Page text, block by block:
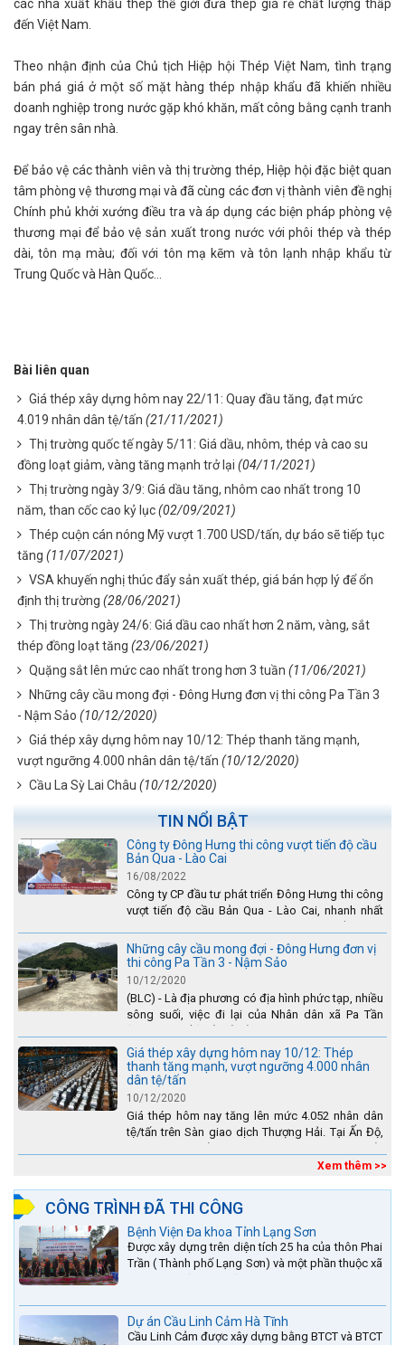
các nhà xuất khẩu thép thế giới đưa thép giá rẻ chất lượng thấp
đến Việt Nam.
Theo nhận định của Chủ tịch Hiệp hội Thép Việt Nam, tình trạng
bán phá giá ở một số mặt hàng thép nhập khẩu đã khiến nhiều
doanh nghiệp trong nước gặp khó khăn, mất công bằng cạnh tranh
ngay trên sân nhà.
Để bảo vệ các thành viên và thị trường thép, Hiệp hội đặc biệt quan
tâm phòng vệ thương mại và đã cùng các đơn vị thành viên đề nghị
Chính phủ khởi xướng điều tra và áp dụng các biện pháp phòng vệ
thương mại để bảo vệ sản xuất trong nước với phôi thép và thép
dài, tôn mạ màu; đối với tôn mạ kẽm và tôn lạnh nhập khẩu từ
Trung Quốc và Hàn Quốc…
Bài liên quan
Giá thép xây dựng hôm nay 22/11: Quay đầu tăng, đạt mức
4.019 nhân dân tệ/tấn (21/11/2021)
Thị trường quốc tế ngày 5/11: Giá dầu, nhôm, thép và cao su
đồng loạt giảm, vàng tăng mạnh trở lại (04/11/2021)
Thị trường ngày 3/9: Giá dầu tăng, nhôm cao nhất trong 10
năm, than cốc cao kỷ lục(02/09/2021)
Thép cuộn cán nóng Mỹ vượt 1.700 USD/tấn, dự báo sẽ tiếp tục
tăng (11/07/2021)
VSA khuyến nghị thúc đẩy sản xuất thép, giá bán hợp lý để ổn
định thị trường (28/06/2021)
Thị trường ngày 24/6: Giá dầu cao nhất hơn 2 năm, vàng, sắt
thép đồng loạt tăng (23/06/2021)
Quặng sắt lên mức cao nhất trong hơn 3 tuần (11/06/2021)
Những cây cầu mong đợi - Đông Hưng đơn vị thi công Pa Tần 3
- Nậm Sảo (10/12/2020)
Giá thép xây dựng hôm nay 10/12: Thép thanh tăng mạnh,
vượt ngưỡng 4.000 nhân dân tệ/tấn (10/12/2020)
Cầu La Sỳ Lai Châu (10/12/2020)
TIN NỔI BẬT
Công ty Đông Hưng thi công vượt tiến độ cầu
Bản Qua - Lào Cai
16/08/2022
Công ty CP đầu tư phát triển Đông Hưng thi công
vượt tiến độ cầu Bản Qua - Lào Cai, nhanh nhất
Lào Cai.
Những cây cầu mong đợi - Đông Hưng đơn vị
thi công Pa Tần 3 - Nậm Sảo
10/12/2020
(BLC) - Là địa phương có địa hình phức tạp, nhiều
sông suối, việc đi lại của Nhân dân xã Pa Tần
lũ....
Giá thép xây dựng hôm nay 10/12: Thép
thanh tăng mạnh, vượt ngưỡng 4.000 nhân
dân tệ/tấn
10/12/2020
Giá thép hôm nay tăng lên mức 4.052 nhân dân
tệ/tấn trên Sàn giao dịch Thượng Hải. Tại Ấn Độ,
Xem thêm >>
CÔNG TRÌNH ĐÃ THI CÔNG
Bệnh Viện Đa khoa Tỉnh Lạng Sơn
Được xây dựng trên diện tích 25 ha của thôn Phai
Trần ( Thành phố Lạng Sơn) và một phần thuộc xã
Dự án Cầu Linh Cảm Hà Tĩnh
Cầu Linh Cảm được xây dựng bằng BTCT và BTCT